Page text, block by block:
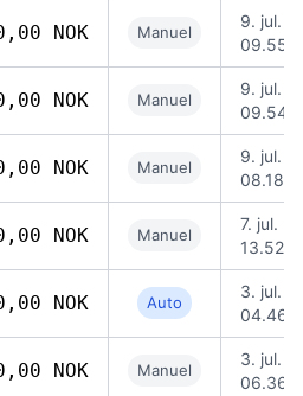
NOK Manuel
9. jul.
09.55
NOK Manuel
9. jul.
09.54
NOK Manuel
9. jul.
08.18
NOK Manuel
7. jul.
13.52
NOK Auto
3. jul.
04.46
NOK Manuel
3. jul.
06.36